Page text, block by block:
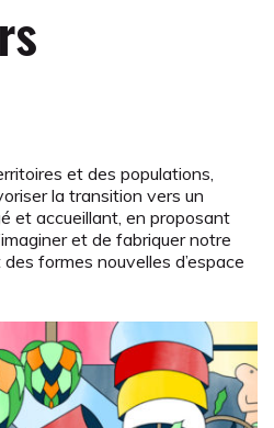
et des populations,
la transition vers un
et accueillant, en proposant
et de fabriquer notre
formes nouvelles d’espace